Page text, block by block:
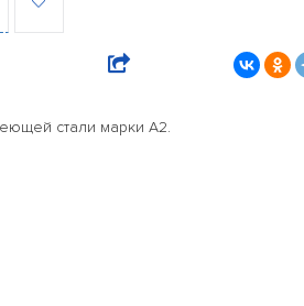
стали марки А2.